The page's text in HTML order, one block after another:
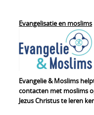
Evangelisatie en moslims
Evangelie & Moslims
contacten met moslims
Jezus Christus te leren